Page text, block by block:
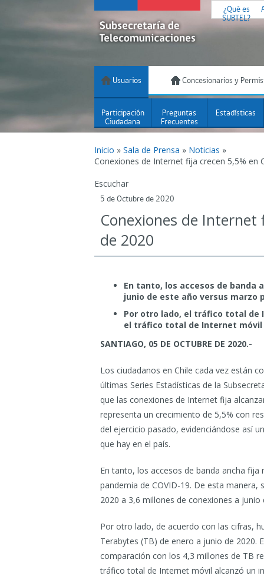
¿Qué es
SUBTEL?
Usuarios Concesionarios y
Participación
Ciudadana
Preguntas
Frecuentes
Estadísticas
Inicio » Sala de Prensa » Noticias »
Conexiones de Internet fija crecen 5,5% en
Escuchar
5 de Octubre de 2020
Conexiones de Internet
de 2020
En tanto, los accesos de banda
junio de este año versus marzo
Por otro lado, el tráfico total de
el tráfico total de Internet móvil
SANTIAGO, 05 DE OCTUBRE DE 2020.-
Los ciudadanos en Chile cada vez están
últimas Series Estadísticas de la
que las conexiones de Internet fija
representa un crecimiento de 5,5% con
del ejercicio pasado, evidenciándose así
que hay en el país.
En tanto, los accesos de banda ancha
pandemia de COVID-19. De esta
2020 a 3,6 millones de conexiones a junio
Por otro lado, de acuerdo con las cifras,
Terabytes (TB) de enero a junio de 2020.
comparación con los 4,3 millones de TB
tráfico total de Internet móvil alcanzó un